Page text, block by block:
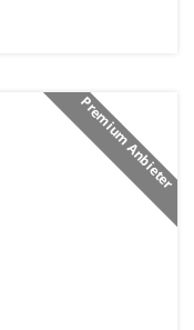
Premium Anbieter